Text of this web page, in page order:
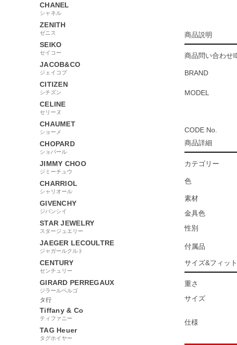
CHANEL
シャネル
ZENITH
ゼニス
SEIKO
セイコー
JACOB&CO
ジェイコブ
CITIZEN
シチズン
CELINE
セリーヌ
CHAUMET
ショーメ
CHOPARD
ショパール
JIMMY CHOO
ジミーチュウ
CHARRIOL
シャリオール
GIVENCHY
ジバンシイ
STAR JEWELRY
スタージュエリー
JAEGER LECOULTRE
ジャガールクルト
CENTURY
センチュリー
GIRARD PERREGAUX
ジラールペルゴ
タ行
Tiffany & Co
ティファニー
TAG Heuer
タグホイヤー
商品説明
商品問い合わせ
BRAND
MODEL
CODE No.
商品詳細
カテゴリー
色
素材
金具色
性別
付属品
サイズ&フィット
重さ
サイズ
仕様